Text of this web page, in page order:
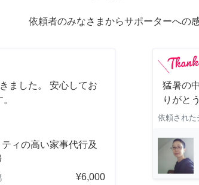
依頼者のみなさまからサポーターへの
ました。 安心してお
ィの高い家事代行及
¥6,000
猛暑の
りがと
依頼された